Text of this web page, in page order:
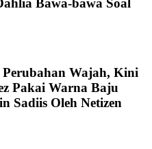
Bawa-bawa Soal
Perubahan Wajah, Kini
Pakai Warna Baju
Sadiis Oleh Netizen